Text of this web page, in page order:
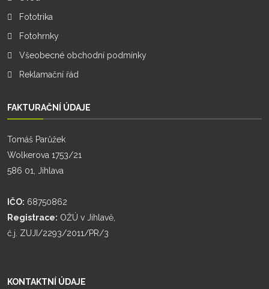
Fototrika
Fotohrnky
Všeobecné obchodní podmínky
Reklamační řád
FAKTURAČNÍ ÚDAJE
Tomáš Parůžek
Wolkerova 1753/21
586 01, Jihlava
IČO: 68750862
Registrace: OŽÚ v Jihlavě,
č.j. ZUJI/2293/2011/PR/3
KONTAKTNÍ ÚDAJE